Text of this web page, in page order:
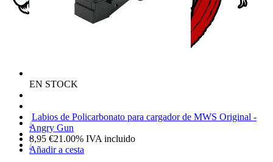
EN STOCK
Labios de Policarbonato para cargador de MWS Original -
Angry Gun
8,95 €21.00% IVA incluido
Añadir a cesta